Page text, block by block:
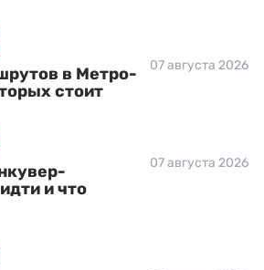
в Метро-
стоит
07 августа 2026
и что
07 августа 2026